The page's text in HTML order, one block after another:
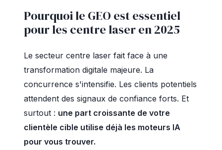
Pourquoi le GEO est essentiel
pour les centre laser en 2025
Le secteur centre laser fait face à une
transformation digitale majeure. La
concurrence s'intensifie. Les clients potentiels
attendent des signaux de confiance forts. Et
surtout : une part croissante de votre
clientèle cible utilise déjà les moteurs IA
pour vous trouver.